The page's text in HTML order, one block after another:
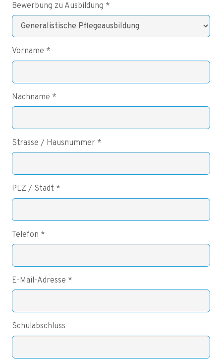
Bewerbung zu Ausbildung *
Vorname *
Nachname *
Strasse / Hausnummer *
PLZ / Stadt *
Telefon *
E-Mail-Adresse *
Schulabschluss